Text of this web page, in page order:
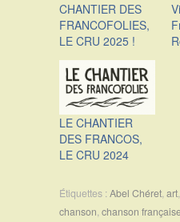
CHANTIER DES
FRANCOFOLIES,
LE CRU 2025 !
LE CHANTIER
DES FRANCOS,
LE CRU 2024
Étiquettes :Abel Chéret,art,
chanson,chanson